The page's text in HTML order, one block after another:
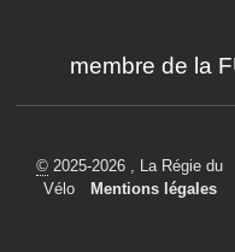
membre de la
© 2025-2026 , La Régie du
Vélo
Mentions légales